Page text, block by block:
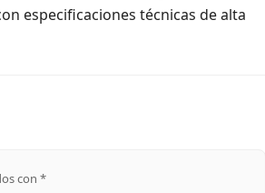
especificaciones técnicas de alta
con *